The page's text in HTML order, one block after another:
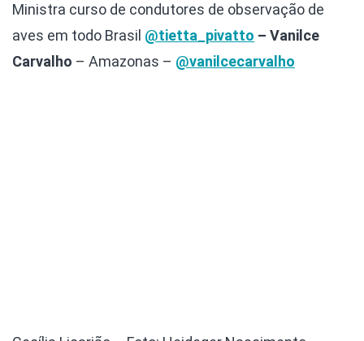
Ministra curso de condutores de observação de
aves em todo Brasil @tietta_pivatto – Vanilce
Carvalho – Amazonas – @vanilcecarvalho